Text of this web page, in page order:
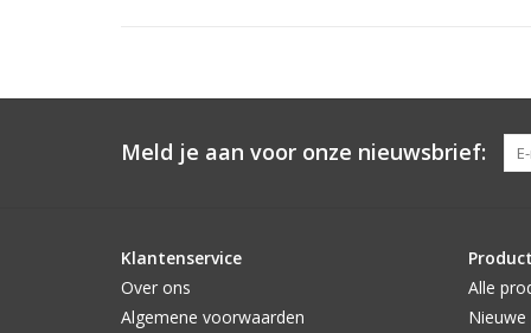
Meld je aan voor onze nieuwsbrief:
Klantenservice
Over ons
Algemene voorwaarden
Alle